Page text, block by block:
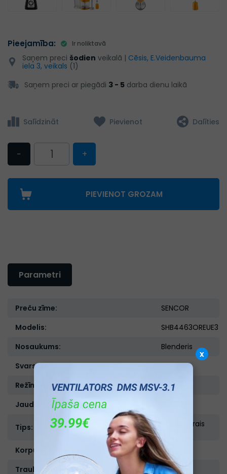
Pieejamība: Ir noliktavā
Saņem preci šodien veikalā | Cēsis, E.Veidenbauma
iela 3, veikals (1)
Saņem preci ar piegādi 3 - 5 darba dienu laikā
Salīdzināt Pievienot Dalīties
− +
PIEVIENOT GROZAM
Parametri
Preču zīme:
SENCOR
Modelis:
SHB4463OREUE3
Nosaukums:
Blenderis
Svars, kg:
4,5
Režīmu skaits:
2
Jauda, W:
Tips: Stacionārais
Korpusa materiāls:
Metāla
Trauka materiāls:
Stikls
x